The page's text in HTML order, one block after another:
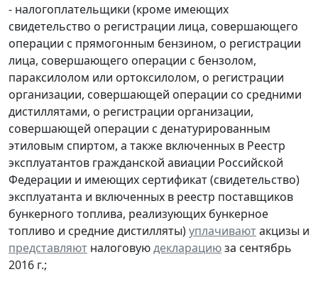
- налогоплательщики (кроме имеющих
свидетельство о регистрации лица, совершающего
операции с прямогонным бензином, о регистрации
лица, совершающего операции с бензолом,
параксилолом или ортоксилолом, о регистрации
организации, совершающей операции со средними
дистиллятами, о регистрации организации,
совершающей операции с денатурированным
этиловым спиртом, а также включенных в Реестр
эксплуатантов гражданской авиации Российской
Федерации и имеющих сертификат (свидетельство)
эксплуатанта и включенных в реестр поставщиков
бункерного топлива, реализующих бункерное
топливо и средние дистилляты)уплачиваютакцизы и
представляют налоговуюдекларациюза сентябрь
2016 г.;